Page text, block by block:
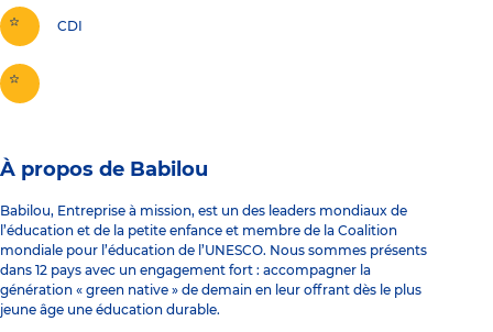
CDI
À propos de Babilou
Babilou, Entreprise à mission, est un des leaders mondiaux de
l’éducation et de la petite enfance et membre de la Coalition
mondiale pour l’éducation de l’UNESCO. Nous sommes présents
dans 12 pays avec un engagement fort : accompagner la
génération « green native » de demain en leur offrant dès le plus
jeune âge une éducation durable.